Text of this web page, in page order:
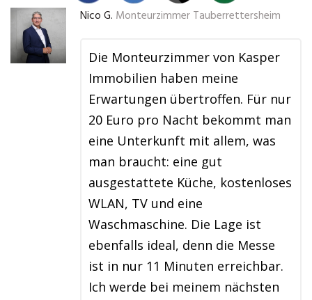
Nico G. Monteurzimmer Tauberrettersheim
Die Monteurzimmer von Kasper
Immobilien haben meine
Erwartungen übertroffen. Für nur
20 Euro pro Nacht bekommt man
eine Unterkunft mit allem, was
man braucht: eine gut
ausgestattete Küche, kostenloses
WLAN, TV und eine
Waschmaschine. Die Lage ist
ebenfalls ideal, denn die Messe
ist in nur 11 Minuten erreichbar.
Ich werde bei meinem nächsten